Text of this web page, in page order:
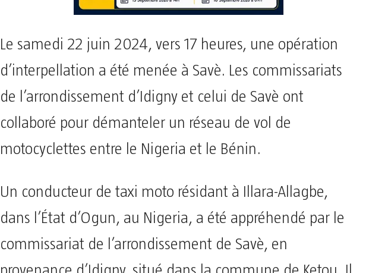
Le samedi 22 juin 2024, vers 17 heures, une opération
d’interpellation a été menée à Savè. Les commissariats
de l’arrondissement d’Idigny et celui de Savè ont
collaboré pour démanteler un réseau de vol de
motocyclettes entre le Nigeria et le Bénin.
Un conducteur de taxi moto résidant à Illara-Allagbe,
dans l’État d’Ogun, au Nigeria, a été appréhendé par le
commissariat de l’arrondissement de Savè, en